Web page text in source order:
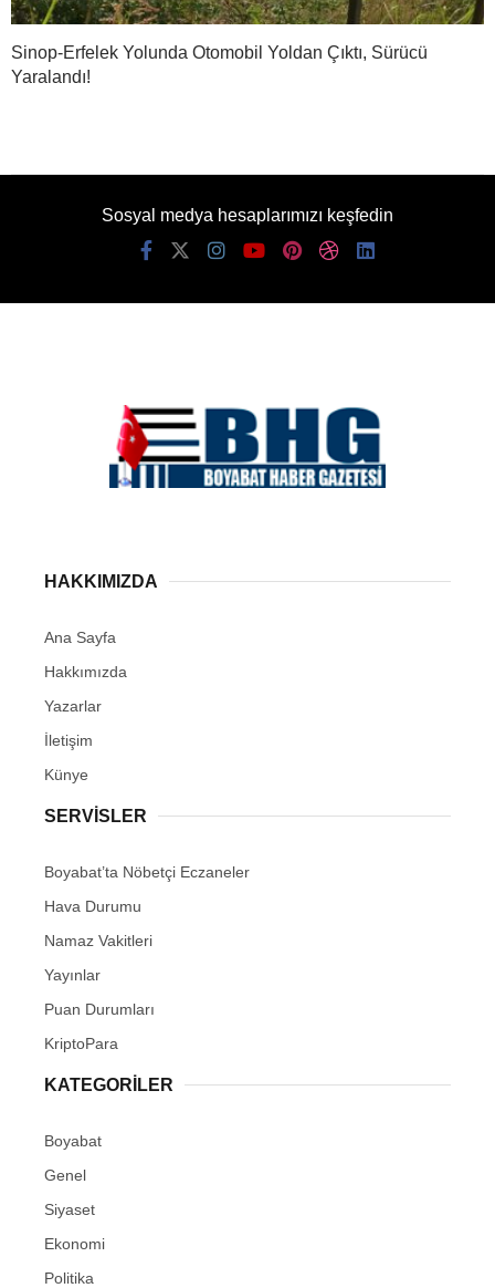
Sinop-Erfelek Yolunda Otomobil Yoldan Çıktı, Sürücü
Yaralandı!
Sosyal medya hesaplarımızı keşfedin
HAKKIMIZDA
Ana Sayfa
Hakkımızda
Yazarlar
İletişim
Künye
SERVISLER
Boyabat’ta Nöbetçi Eczaneler
Hava Durumu
Namaz Vakitleri
Yayınlar
Puan Durumları
KriptoPara
KATEGORILER
Boyabat
Genel
Siyaset
Ekonomi
Politika